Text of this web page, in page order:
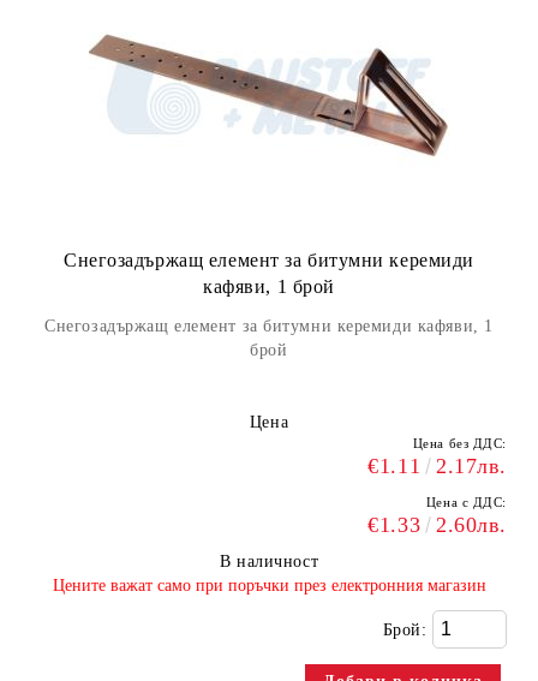
Снегозадържащ елемент за битумни керемиди
кафяви, 1 брой
Снегозадържащ елемент за битумни керемиди кафяви, 1
брой
Цена
Цена без ДДС:
€1.11 2.17лв.
Цена с ДДС:
€1.33 2.60лв.
В наличност
​Цените важат само при поръчки през електронния магазин
Брой: